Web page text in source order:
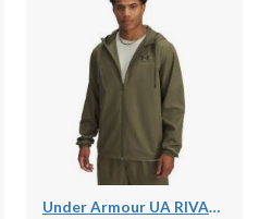
Under Armour UA RIVAL WVN WINDBREAKER Kurtka męska